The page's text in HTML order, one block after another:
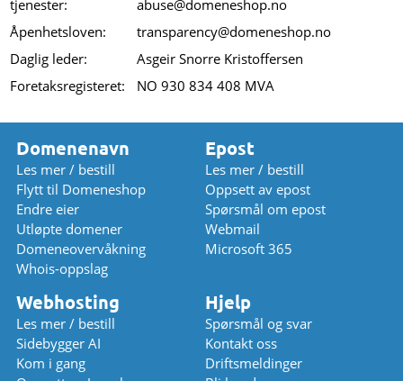
tjenester:
abuse@domeneshop.no
Åpenhetsloven:
transparency@domeneshop.no
Daglig leder:
Asgeir Snorre Kristoffersen
Foretaksregisteret:
NO 930 834 408 MVA
Domenenavn
Les mer / bestill
Flytt til Domeneshop
Endre eier
Utløpte domener
Domeneovervåkning
Whois-oppslag
Epost
Les mer / bestill
Oppsett av epost
Spørsmål om epost
Webmail
Microsoft 365
Webhosting
Les mer / bestill
Sidebygger AI
Kom i gang
Hjelp
Spørsmål og svar
Kontakt oss
Driftsmeldinger